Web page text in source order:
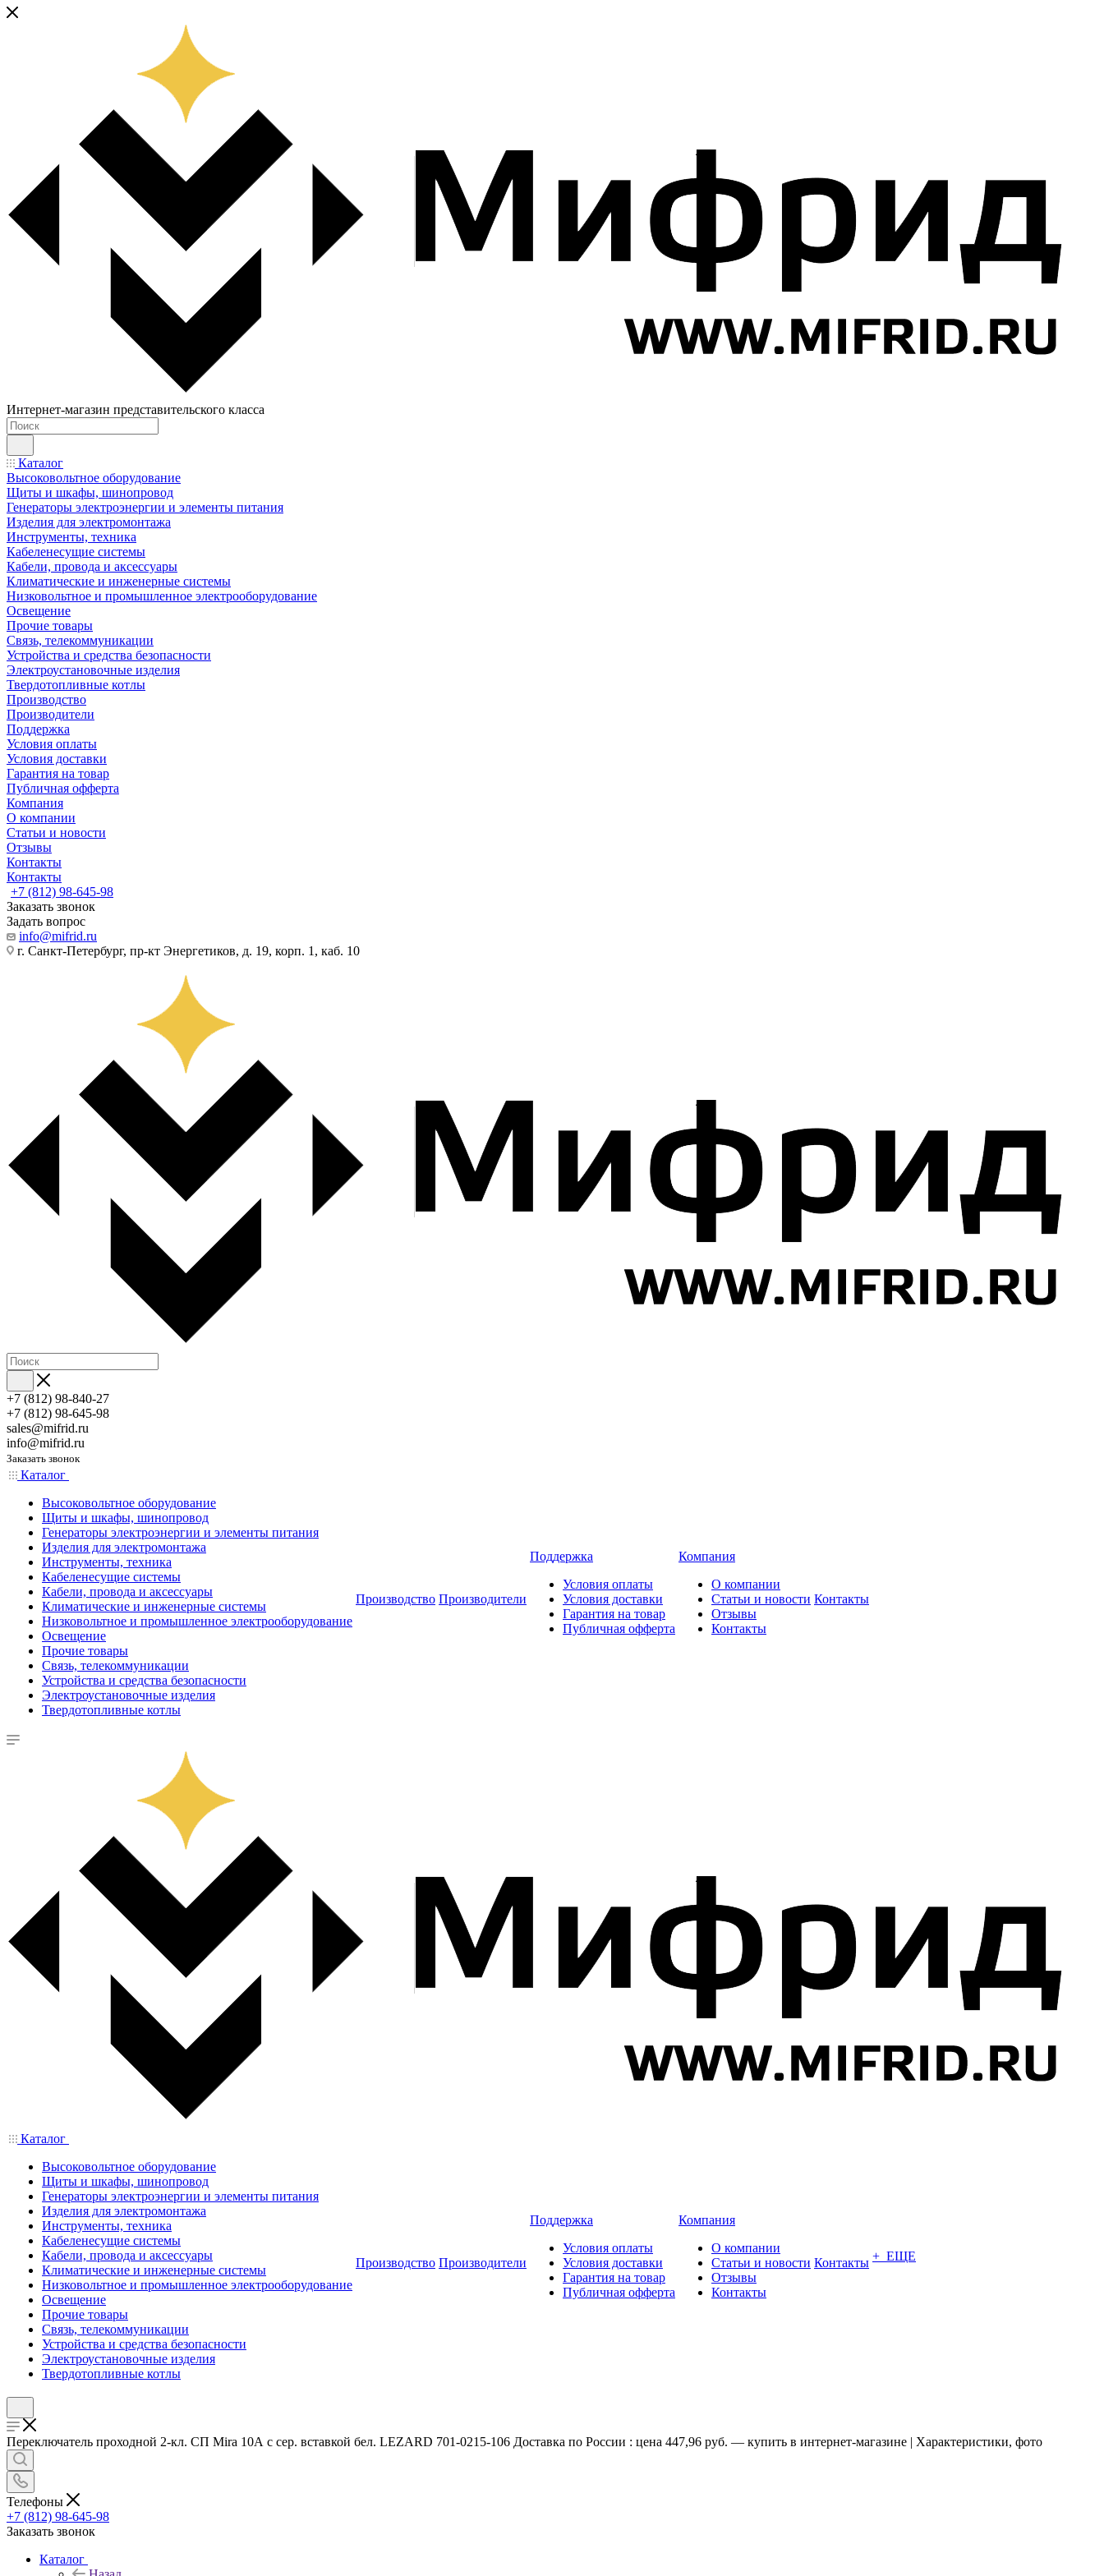
Интернет-магазин представительского класса
Каталог
Высоковольтное оборудование
Щиты и шкафы, шинопровод
Генераторы электроэнергии и элементы питания
Изделия для электромонтажа
Инструменты, техника
Кабеленесущие системы
Кабели, провода и аксессуары
Климатические и инженерные системы
Низковольтное и промышленное электрооборудование
Освещение
Прочие товары
Связь, телекоммуникации
Устройства и средства безопасности
Электроустановочные изделия
Твердотопливные котлы
Производство
Производители
Поддержка
Условия оплаты
Условия доставки
Гарантия на товар
Публичная офферта
Компания
О компании
Статьи и новости
Отзывы
Контакты
Контакты
+7 (812) 98-645-98
Заказать звонок
Задать вопрос
info@mifrid.ru
г. Санкт-Петербург, пр-кт Энергетиков, д. 19, корп. 1, каб. 10
+7 (812) 98-840-27
+7 (812) 98-645-98
sales@mifrid.ru
info@mifrid.ru
Заказать звонок
Каталог
Высоковольтное оборудование
Щиты и шкафы, шинопровод
Генераторы электроэнергии и элементы питания
Изделия для электромонтажа
Инструменты, техника
Кабеленесущие системы
Кабели, провода и аксессуары
Климатические и инженерные системы
Низковольтное и промышленное электрооборудование
Освещение
Прочие товары
Связь, телекоммуникации
Устройства и средства безопасности
Электроустановочные изделия
Твердотопливные котлы
Производство Производители
Поддержка
Условия оплаты
Условия доставки
Гарантия на товар
Публичная офферта
Компания
О компании
Статьи и новости
Отзывы
Контакты
Контакты
Каталог
Высоковольтное оборудование
Щиты и шкафы, шинопровод
Генераторы электроэнергии и элементы питания
Изделия для электромонтажа
Инструменты, техника
Кабеленесущие системы
Кабели, провода и аксессуары
Климатические и инженерные системы
Низковольтное и промышленное электрооборудование
Освещение
Прочие товары
Связь, телекоммуникации
Устройства и средства безопасности
Электроустановочные изделия
Твердотопливные котлы
Производство Производители
Поддержка
Условия оплаты
Условия доставки
Гарантия на товар
Публичная офферта
Компания
О компании
Статьи и новости
Отзывы
Контакты
Контакты + ЕЩЕ
Переключатель проходной 2-кл. СП Mira 10А с сер. вставкой бел. LEZARD 701-0215-106 Доставка по России : цена 447,96 руб. — купить в интернет-магазине | Характеристики, фото
Телефоны
+7 (812) 98-645-98
Заказать звонок
Каталог